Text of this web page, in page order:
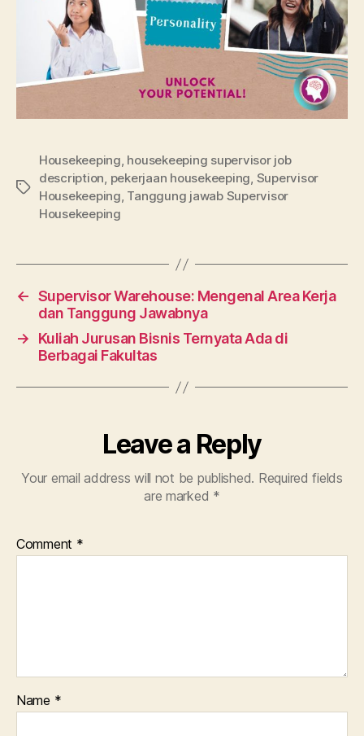
Tags
Housekeeping, housekeeping supervisor job
description, pekerjaan housekeeping, Supervisor
Housekeeping, Tanggung jawab Supervisor
Housekeeping
← Supervisor Warehouse: Mengenal Area Kerja
dan Tanggung Jawabnya
→
Kuliah Jurusan Bisnis Ternyata Ada di
Berbagai Fakultas
Leave a Reply
Your email address will not be published. Required fields
are marked *
Comment *
Name *